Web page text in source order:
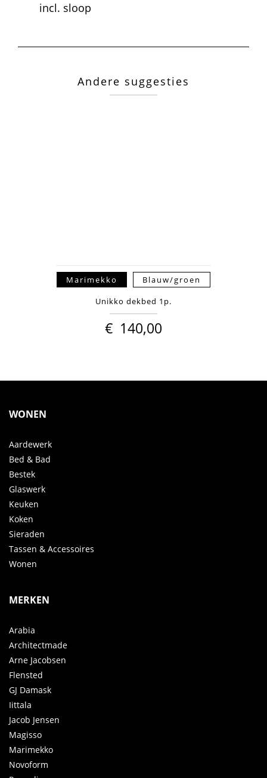
incl. sloop
Andere suggesties
Marimekko Blauw/groen
Unikko dekbed 1p.
€ 140,00
WONEN
Aardewerk
Bed & Bad
Bestek
Glaswerk
Keuken
Koken
Sieraden
Tassen & Accessoires
Wonen
MERKEN
Arabia
Architectmade
Arne Jacobsen
Flensted
GJ Damask
Iittala
Jacob Jensen
Magisso
Marimekko
Novoform